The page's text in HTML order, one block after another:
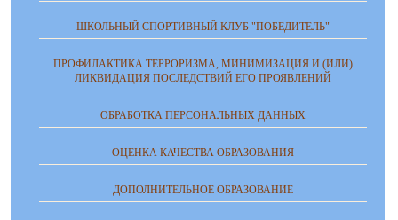
ШКОЛЬНЫЙ СПОРТИВНЫЙ КЛУБ "ПОБЕДИТЕЛЬ"
ПРОФИЛАКТИКА ТЕРРОРИЗМА, МИНИМИЗАЦИЯ И (ИЛИ)
ЛИКВИДАЦИЯ ПОСЛЕДСТВИЙ ЕГО ПРОЯВЛЕНИЙ
ОБРАБОТКА ПЕРСОНАЛЬНЫХ ДАННЫХ
ОЦЕНКА КАЧЕСТВА ОБРАЗОВАНИЯ
ДОПОЛНИТЕЛЬНОЕ ОБРАЗОВАНИЕ